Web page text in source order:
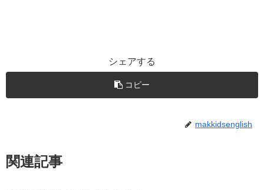
シェアする
コピー
makkidsenglish
関連記事